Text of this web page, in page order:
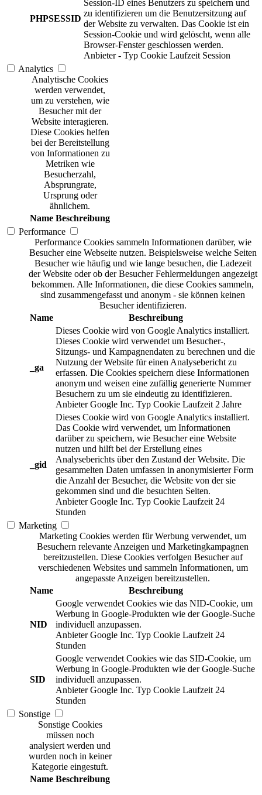
PHPSESSID
Session-ID eines Benutzers zu speichern und
zu identifizieren um die Benutzersitzung auf
der Website zu verwalten. Das Cookie ist ein
Session-Cookie und wird gelöscht, wenn alle
Browser-Fenster geschlossen werden.
Anbieter - Typ Cookie Laufzeit Session
Analytics
Analytische Cookies
werden verwendet,
um zu verstehen, wie
Besucher mit der
Website interagieren.
Diese Cookies helfen
bei der Bereitstellung
von Informationen zu
Metriken wie
Besucherzahl,
Absprungrate,
Ursprung oder
ähnlichem.
Name Beschreibung
Performance
Performance Cookies sammeln Informationen darüber, wie
Besucher eine Webseite nutzen. Beispielsweise welche Seiten
Besucher wie häufig und wie lange besuchen, die Ladezeit
der Website oder ob der Besucher Fehlermeldungen angezeigt
bekommen. Alle Informationen, die diese Cookies sammeln,
sind zusammengefasst und anonym - sie können keinen
Besucher identifizieren.
Name
Beschreibung
_ga
Dieses Cookie wird von Google Analytics installiert.
Dieses Cookie wird verwendet um Besucher-,
Sitzungs- und Kampagnendaten zu berechnen und die
Nutzung der Website für einen Analysebericht zu
erfassen. Die Cookies speichern diese Informationen
anonym und weisen eine zufällig generierte Nummer
Besuchern zu um sie eindeutig zu identifizieren.
Anbieter Google Inc. Typ Cookie Laufzeit 2 Jahre
_gid
Dieses Cookie wird von Google Analytics installiert.
Das Cookie wird verwendet, um Informationen
darüber zu speichern, wie Besucher eine Website
nutzen und hilft bei der Erstellung eines
Analyseberichts über den Zustand der Website. Die
gesammelten Daten umfassen in anonymisierter Form
die Anzahl der Besucher, die Website von der sie
gekommen sind und die besuchten Seiten.
Anbieter Google Inc. Typ Cookie Laufzeit 24
Stunden
Marketing
Marketing Cookies werden für Werbung verwendet, um
Besuchern relevante Anzeigen und Marketingkampagnen
bereitzustellen. Diese Cookies verfolgen Besucher auf
verschiedenen Websites und sammeln Informationen, um
angepasste Anzeigen bereitzustellen.
Name
Beschreibung
NID
Google verwendet Cookies wie das NID-Cookie, um
Werbung in Google-Produkten wie der Google-Suche
individuell anzupassen.
Anbieter Google Inc. Typ Cookie Laufzeit 24
Stunden
SID
Google verwendet Cookies wie das SID-Cookie, um
Werbung in Google-Produkten wie der Google-Suche
individuell anzupassen.
Anbieter Google Inc. Typ Cookie Laufzeit 24
Stunden
Sonstige
Sonstige Cookies
müssen noch
analysiert werden und
wurden noch in keiner
Kategorie eingestuft.
Name Beschreibung